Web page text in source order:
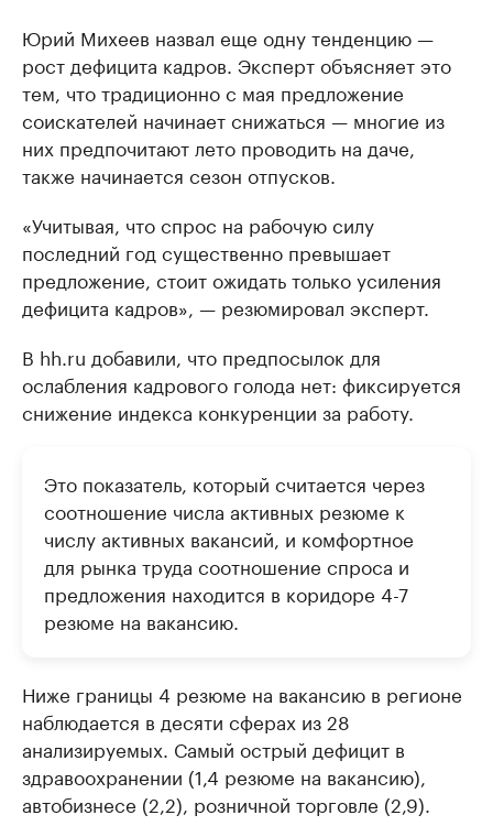
Юрий Михеев назвал еще одну тенденцию —
рост дефицита кадров. Эксперт объясняет это
тем, что традиционно с мая предложение
соискателей начинает снижаться — многие из
них предпочитают лето проводить на даче,
также начинается сезон отпусков.
«Учитывая, что спрос на рабочую силу
последний год существенно превышает
предложение, стоит ожидать только усиления
дефицита кадров», — резюмировал эксперт.
В hh.ru добавили, что предпосылок для
ослабления кадрового голода нет: фиксируется
снижение индекса конкуренции за работу.
Это показатель, который считается через
соотношение числа активных резюме к
числу активных вакансий, и комфортное
для рынка труда соотношение спроса и
предложения находится в коридоре 4-7
резюме на вакансию.
Ниже границы 4 резюме на вакансию в регионе
наблюдается в десяти сферах из 28
анализируемых. Самый острый дефицит в
здравоохранении (1,4 резюме на вакансию),
автобизнесе (2,2), розничной торговле (2,9).